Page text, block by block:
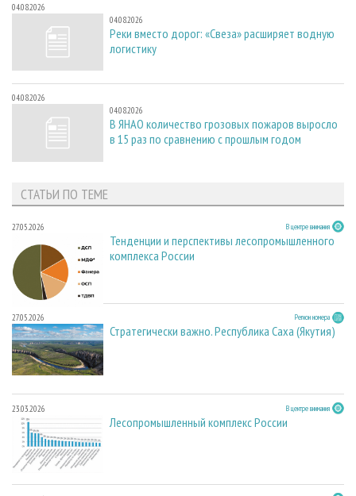
04.08.2026
04.08.2026
Реки вместо дорог: «Свеза» расширяет водную
логистику
04.08.2026
04.08.2026
В ЯНАО количество грозовых пожаров выросло
в 15 раз по сравнению с прошлым годом
СТАТЬИ ПО ТЕМЕ
27.05.2026 В центре внимания
Тенденции и перспективы лесопромышленного
комплекса России
27.05.2026 Регион номера
Стратегически важно. Республика Саха (Якутия)
23.03.2026 В центре внимания
Лесопромышленный комплекс России